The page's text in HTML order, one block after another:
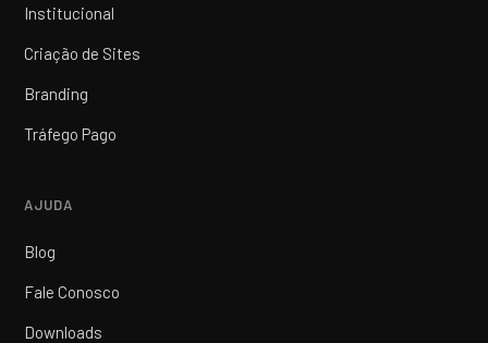
Institucional
Criação de Sites
Branding
Tráfego Pago
AJUDA
Blog
Fale Conosco
Downloads